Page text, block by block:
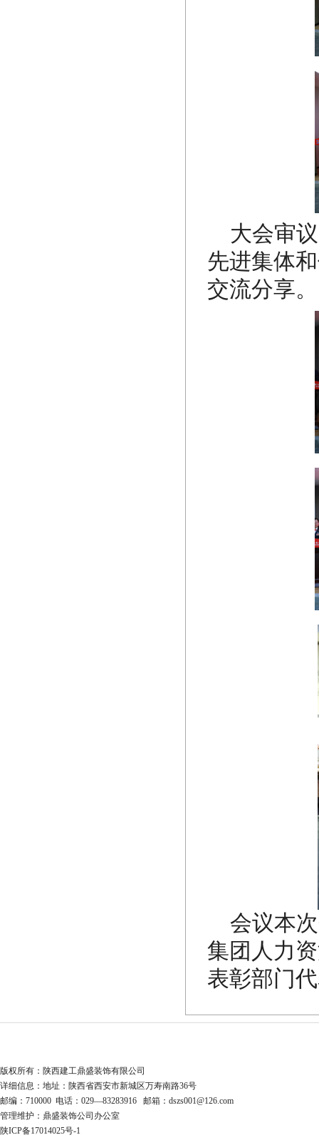
大会审
先进集体
交流分享。
会议本
集团人力
表彰部门
版权所有：陕西建工鼎盛装饰有限公司
详细信息：地址：陕西省西安市新城区万寿南路36号
邮编：710000 电话：029—83283916 邮箱：dszs001@126.com
管理维护：鼎盛装饰公司办公室
陕ICP备17014025号-1